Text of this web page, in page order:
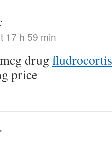
17 h 59 min
drug
price